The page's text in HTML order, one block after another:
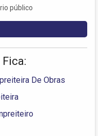
público
De Obras